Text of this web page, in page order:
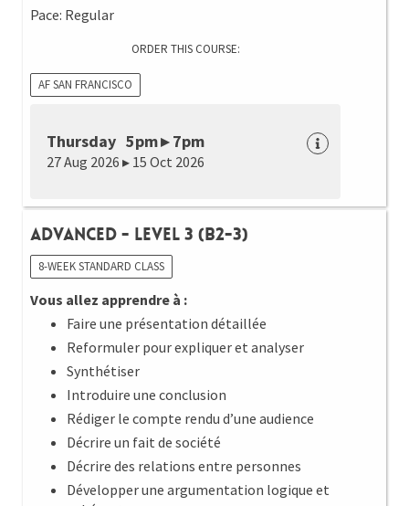
Pace: Regular
ORDER THIS COURSE:
AF SAN FRANCISCO
Thursday 5pm ▸ 7pm
27 Aug 2026 ▸ 15 Oct 2026
Advanced - Level 3 (B2-3)
8-WEEK STANDARD CLASS
Vous allez apprendre à :
Faire une présentation détaillée
Reformuler pour expliquer et analyser
Synthétiser
Introduire une conclusion
Rédiger le compte rendu d’une audience
Décrire un fait de société
Décrire des relations entre personnes
Développer une argumentation logique et